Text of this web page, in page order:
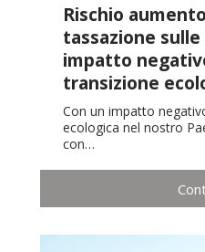
Rischio
tassazione
impatto
transizione
Con un impatto
ecologica nel nostro
con…